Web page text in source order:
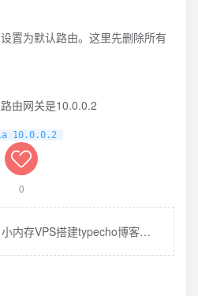
置为默认路由。这里先删除所有
由网关是10.0.0.2
10.0.0.2
0
32MB 起航教程 小内存VPS搭建typecho博客教程